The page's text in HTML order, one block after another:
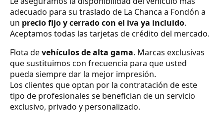
adecuado para su traslado de La Chanca a Fondón a
un precio fijo y cerrado con el iva ya incluido.
Aceptamos todas las tarjetas de crédito del mercado.
Flota devehículos de alta gama. Marcas exclusivas
que sustituimos con frecuencia para que usted
pueda siempre dar la mejor impresión.
Los clientes que optan por la contratación de este
tipo de profesionales se benefician de un servicio
exclusivo, privado y personalizado.